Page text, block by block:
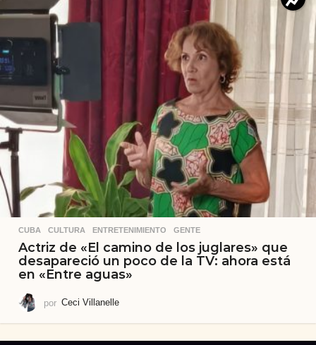
CUBA ,CULTURA ,ENTRETENIMIENTO ,GENTE
Actriz de «El camino de los juglares» que
desapareció un poco de la TV: ahora está
en «Entre aguas»
por Ceci Villanelle